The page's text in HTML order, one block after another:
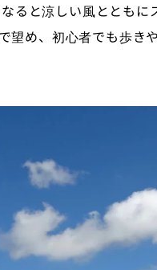
ると涼しい風とともに
望め、初心者でも歩き